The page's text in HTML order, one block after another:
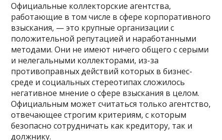
Официальные коллекторские агентства,
работающие в том числе в сфере корпоративного
взыскания, — это крупные организации с
положительной репутацией и наработанными
методами. Они не имеют ничего общего с серыми
и нелегальными коллекторами, из-за
противоправных действий которых в бизнес-
среде и социальных стереотипах сложилось
негативное мнение о сфере взыскания в целом.
Официальным может считаться только агентство,
отвечающее строгим критериям, с которым
безопасно сотрудничать как кредитору, так и
должнику.